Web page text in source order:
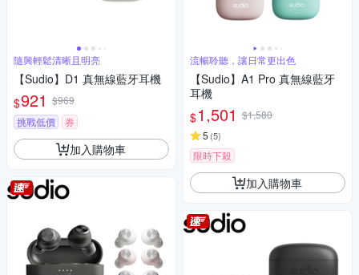
隨興輕鬆清晰且明亮
【Sudio】D1 真無線藍牙耳機
$921 $969
挑戰低價
券
加入購物車
流暢聆聽，讓日常更出色
【Sudio】A1 Pro 真無線藍牙
耳機
$1,501 $1,580
5 (5)
限時下殺
加入購物車